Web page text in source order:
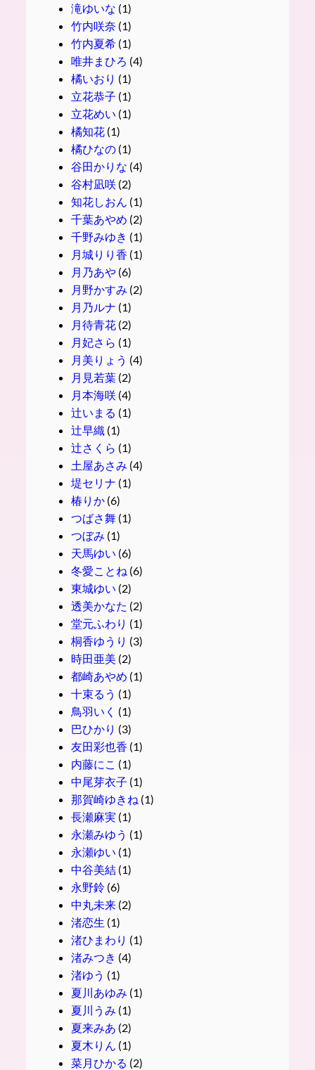
滝ゆいな (1)
竹内咲奈 (1)
竹内夏希(1)
唯井まひろ (4)
橘いおり (1)
立花恭子 (1)
立花めい (1)
橘知花(1)
橘ひなの(1)
谷田かりな (4)
谷村凪咲(2)
知花しおん (1)
千葉あやめ (2)
千野みゆき (1)
月城りり香 (1)
月乃あや(6)
月野かすみ (2)
月乃ルナ (1)
月待青花(2)
月妃さら (1)
月美りょう (4)
月見若葉(2)
月本海咲(4)
辻いまる (1)
辻早織 (1)
辻さくら (1)
土屋あさみ (4)
堤セリナ (1)
椿りか(6)
つばさ舞(1)
つぼみ (1)
天馬ゆい (6)
冬愛ことね (6)
東城ゆい (2)
透美かなた (2)
堂元ふわり (1)
桐香ゆうり (3)
時田亜美 (2)
都崎あやめ (1)
十束るう (1)
鳥羽いく (1)
巴ひかり (3)
友田彩也香 (1)
内藤にこ (1)
中尾芽衣子 (1)
那賀崎ゆきね (1)
長瀬麻実 (1)
永瀬みゆう (1)
永瀬ゆい (1)
中谷美結(1)
永野鈴(6)
中丸未来(2)
渚恋生 (1)
渚ひまわり (1)
渚みつき (4)
渚ゆう (1)
夏川あゆみ (1)
夏川うみ (1)
夏来みあ (2)
夏木りん (1)
菜月ひかる (2)